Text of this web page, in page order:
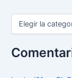
C
e
g